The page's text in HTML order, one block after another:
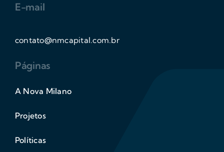
E-mail
contato@nmcapital.com.br
Páginas
A Nova Milano
Projetos
Políticas